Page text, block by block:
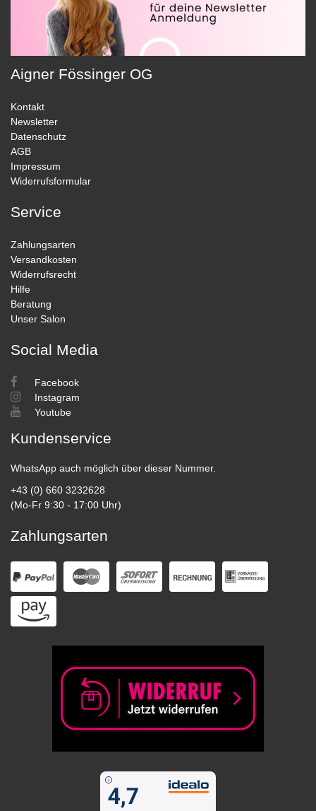
Aigner Fössinger OG
Kontakt
Newsletter
Datenschutz
AGB
Impressum
Widerrufsformular
Service
Zahlungsarten
Versandkosten
Widerrufsrecht
Hilfe
Beratung
Unser Salon
Social Media
Facebook
Instagram
Youtube
Kundenservice
WhatsApp auch möglich über dieser Nummer.
+43 (0) 660 3232628
(Mo-Fr 9:30 - 17:00 Uhr)
Zahlungsarten